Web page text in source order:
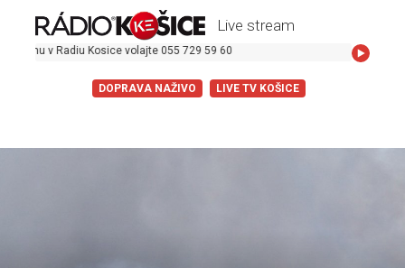
Live stream
Radiu Kosice volajte 055 729 59 60
DOPRAVA NAŽIVO LIVE TV KOŠICE